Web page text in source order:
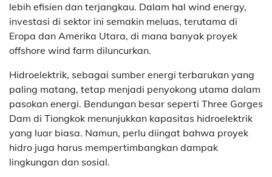
lebih efisien dan terjangkau. Dalam hal wind energy,
investasi di sektor ini semakin meluas, terutama di
Eropa dan Amerika Utara, di mana banyak proyek
offshore wind farm diluncurkan.
Hidroelektrik, sebagai sumber energi terbarukan yang
paling matang, tetap menjadi penyokong utama dalam
pasokan energi. Bendungan besar seperti Three Gorges
Dam di Tiongkok menunjukkan kapasitas hidroelektrik
yang luar biasa. Namun, perlu diingat bahwa proyek
hidro juga harus mempertimbangkan dampak
lingkungan dan sosial.